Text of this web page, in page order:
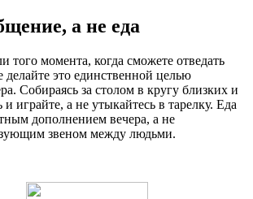
а не еда
того момента, когда сможете отведать
это единственной целью
Собираясь за столом в кругу близких и
играйте, а не утыкайтесь в тарелку. Еда
дополнением вечера, а не
звеном между людьми.